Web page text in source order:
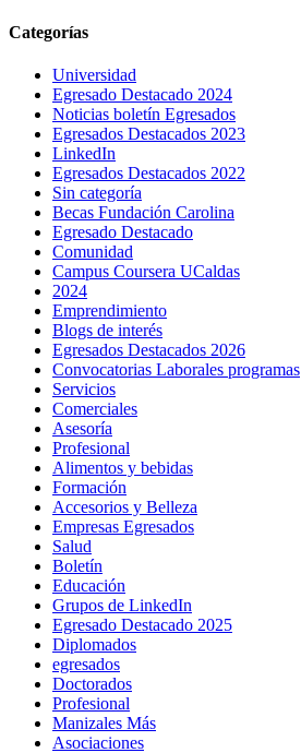
Categorías
Universidad
Egresado Destacado 2024
Noticias boletín Egresados
Egresados Destacados 2023
LinkedIn
Egresados Destacados 2022
Sin categoría
Becas Fundación Carolina
Egresado Destacado
Comunidad
Campus Coursera UCaldas
2024
Emprendimiento
Blogs de interés
Egresados Destacados 2026
Convocatorias Laborales programas
Servicios
Comerciales
Asesoría
Profesional
Alimentos y bebidas
Formación
Accesorios y Belleza
Empresas Egresados
Salud
Boletín
Educación
Grupos de LinkedIn
Egresado Destacado 2025
Diplomados
egresados
Doctorados
Profesional
Manizales Más
Asociaciones